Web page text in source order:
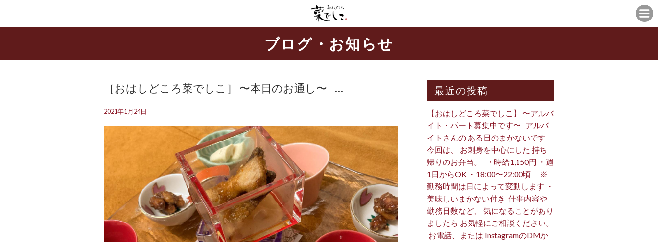
ブログ・お知らせ
［おはしどころ菜でしこ］ 〜本日のお通し〜 …
2021年1月24日
最近の投稿
【おはしどころ菜でしこ】 〜アルバ
イト・パート募集中です〜 ⁡ ⁡ アルバ
イトさんの ある日のまかないです ⁡
今回は、 お刺身を中心にした 持ち
帰りのお弁当。 ⁡ ⁡ ・時給1,150円 ・週
1日からOK ・18:00〜22:00頃 ※
勤務時間は日によって変動します ・
美味しいまかない付き ⁡ 仕事内容や
勤務日数など、 気になることがあり
ましたら お気軽にご相談ください。
⁡ お電話、または InstagramのDMか